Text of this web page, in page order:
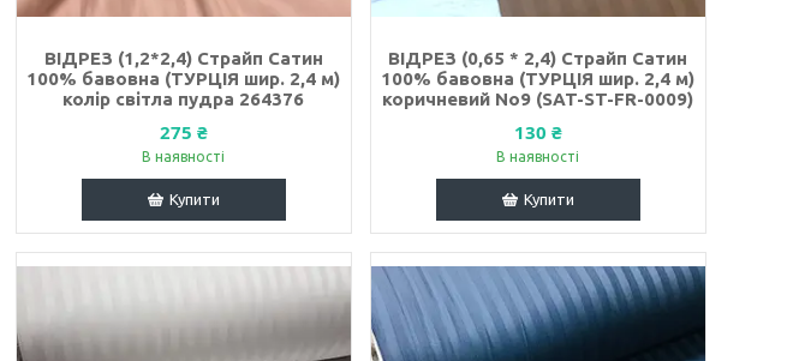
ВІДРЕЗ (1,2*2,4) Страйп Сатин
100% бавовна (ТУРЦІЯ шир. 2,4 м)
колір світла пудра 264376
275 ₴
В наявності
Купити
ВІДРЕЗ (0,65 * 2,4) Страйп Сатин
100% бавовна (ТУРЦІЯ шир. 2,4 м)
коричневий No9 (SAT-ST-FR-0009)
130 ₴
В наявності
Купити